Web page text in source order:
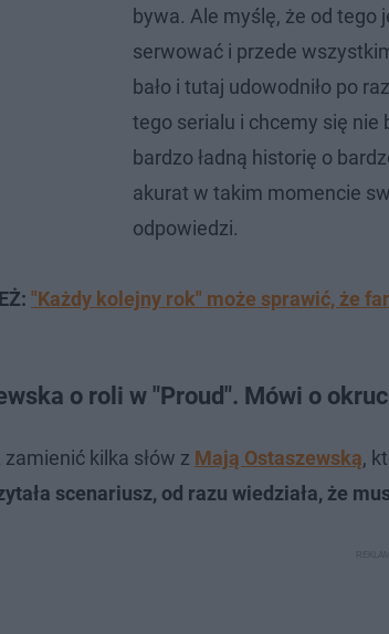
bywa. Ale myślę, że od tego
serwować i przede
bało i tutaj udowodniło po
tego serialu i chcemy się nie
bardzo ładną historię o
akurat w takim momencie
odpowiedzi.
"Każdy kolejny rok" może sprawić, że
o roli w "Proud". Mówi o
zamienić kilka słów z Mają Ostaszewską,
scenariusz, od razu wiedziała, że